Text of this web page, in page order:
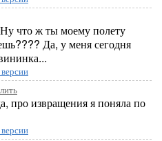
Ну что ж ты моему полету
Да, у меня сегодня
про извращения я поняла по